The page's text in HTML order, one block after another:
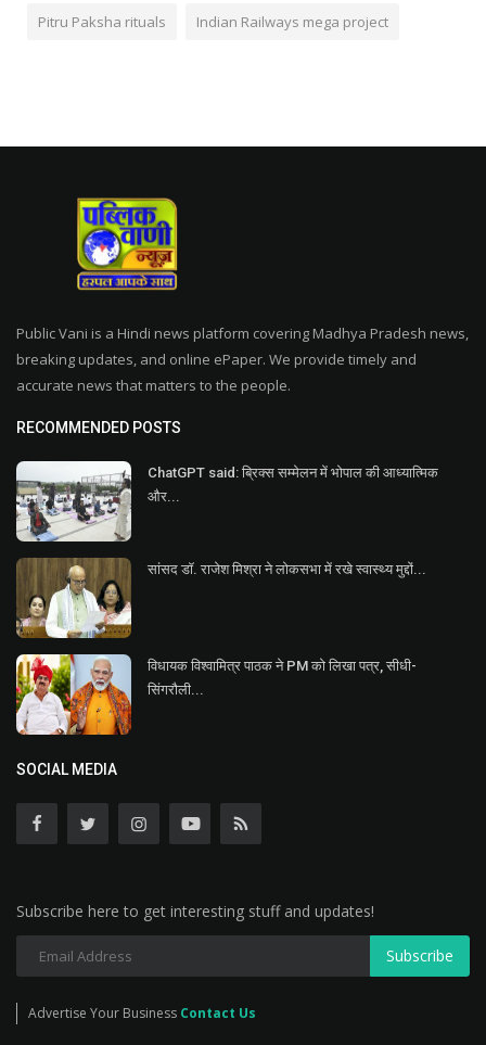
Pitru Paksha rituals Indian Railways mega project
Public Vani is a Hindi news platform covering Madhya Pradesh news,
breaking updates, and online ePaper. We provide timely and
accurate news that matters to the people.
RECOMMENDED POSTS
ChatGPT said: ब्रिक्स सम्मेलन में भोपाल की आध्यात्मिक
और...
सांसद डॉ. राजेश मिश्रा ने लोकसभा में रखे स्वास्थ्य मुद्दों...
विधायक विश्वामित्र पाठक ने PM को लिखा पत्र, सीधी-
सिंगरौली...
SOCIAL MEDIA
Subscribe here to get interesting stuff and updates!
Subscribe
Advertise Your Business Contact Us